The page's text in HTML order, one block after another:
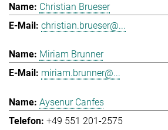
Christian Brueser
christian.brueser@...
Miriam Brunner
miriam.brunner@...
Aysenur Canfes
+49 551 201-2575